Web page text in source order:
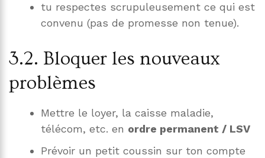
tu respectes scrupuleusement ce qui est
convenu (pas de promesse non tenue).
3.2. Bloquer les nouveaux
problèmes
Mettre le loyer, la caisse maladie,
télécom, etc. en ordre permanent / LSV
Prévoir un petit coussin sur ton compte